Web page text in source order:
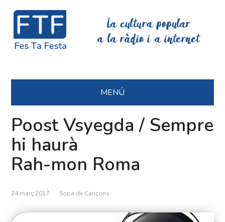
La cultura popular
a la ràdio i a internet
MENÚ
Poost Vsyegda / Sempre
hi haurà
Rah-mon Roma
24 març 2017 Sopa de Cançons